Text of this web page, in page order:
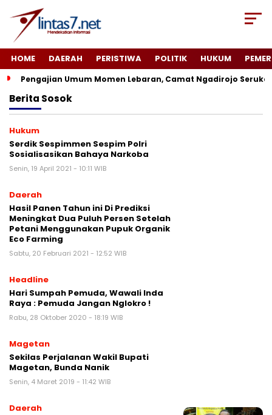
HOME DAERAH PERISTIWA POLITIK HUKUM
Pengajian Umum Momen Lebaran, Camat Ngadirojo
Berita Sosok
Hukum
Serdik Sespimmen Sespim Polri
Sosialisasikan Bahaya Narkoba
Senin, 19 April 2021 - 10:11 WIB
Daerah
Hasil Panen Tahun ini Di Prediksi
Meningkat Dua Puluh Persen Setelah
Petani Menggunakan Pupuk Organik
Eco Farming
Sabtu, 20 Februari 2021 - 12:52 WIB
Headline
Hari Sumpah Pemuda, Wawali Inda
Raya : Pemuda Jangan Nglokro !
Rabu, 28 Oktober 2020 - 18:19 WIB
Magetan
Sekilas Perjalanan Wakil Bupati
Magetan, Bunda Nanik
Senin, 4 Maret 2019 - 11:42 WIB
Daerah